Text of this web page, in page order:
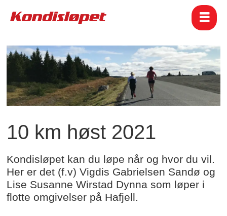
10 km høst 2021
Kondisløpet kan du løpe når og hvor du vil.
Her er det (f.v) Vigdis Gabrielsen Sandø og
Lise Susanne Wirstad Dynna som løper i
flotte omgivelser på Hafjell.